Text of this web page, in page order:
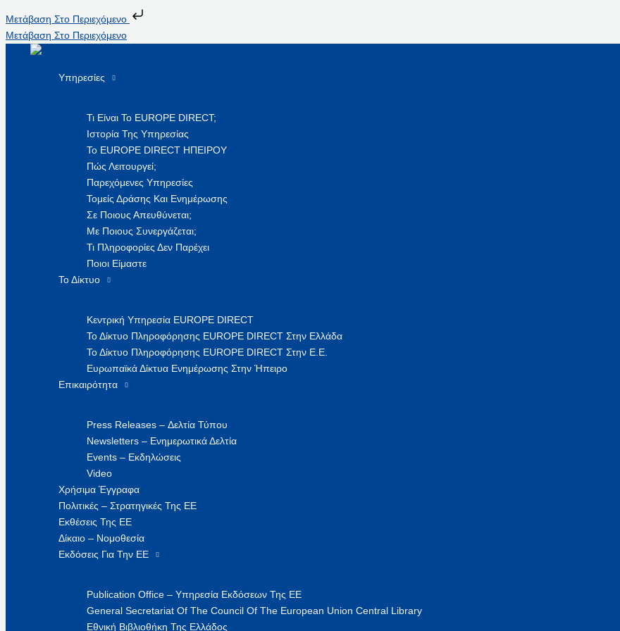
Μετάβαση Στο Περιεχόμενο
Μετάβαση Στο Περιεχόμενο
Υπηρεσίες
Τι Είναι Το EUROPE DIRECT;
Ιστορία Της Υπηρεσίας
Το EUROPE DIRECT ΗΠΕΙΡΟΥ
Πώς Λειτουργεί;
Παρεχόμενες Υπηρεσίες
Τομείς Δράσης Και Ενημέρωσης
Σε Ποιους Απευθύνεται;
Με Ποιους Συνεργάζεται;
Τι Πληροφορίες Δεν Παρέχει
Ποιοι Είμαστε
Το Δίκτυο
Κεντρική Υπηρεσία EUROPE DIRECT
Το Δίκτυο Πληροφόρησης EUROPE DIRECT Στην Ελλάδα
Το Δίκτυο Πληροφόρησης EUROPE DIRECT Στην Ε.Ε.
Ευρωπαϊκά Δίκτυα Ενημέρωσης Στην Ήπειρο
Επικαιρότητα
Press Releases – Δελτία Τύπου
Newsletters – Ενημερωτικά Δελτία
Events – Εκδηλώσεις
Video
Χρήσιμα Έγγραφα
Πολιτικές – Στρατηγικές Της ΕΕ
Εκθέσεις Της ΕΕ
Δίκαιο – Νομοθεσία
Εκδόσεις Για Την ΕΕ
Publication Office – Υπηρεσία Εκδόσεων Της ΕΕ
General Secretariat Of The Council Of The European Union Central Library
Εθνική Βιβλιοθήκη Της Ελλάδος